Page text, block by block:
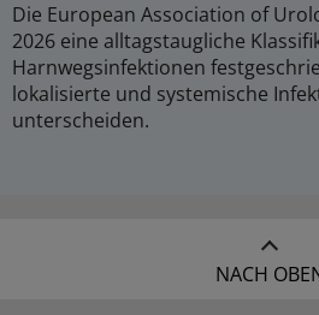
Die European Association of
2026 eine alltagstaugliche
Harnwegsinfektionen
lokalisierte und systemische
unterscheiden.
NACH